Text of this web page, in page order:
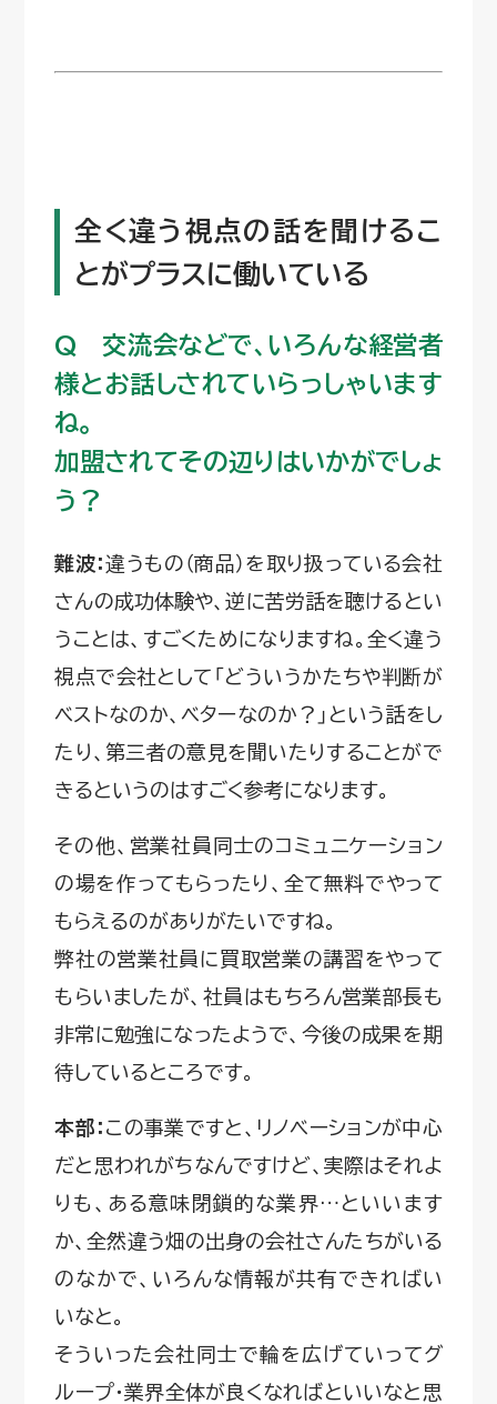
全く違う視点の話を聞けるこ
とがプラスに働いている
Q 交流会などで、いろんな経営者
様とお話しされていらっしゃいます
ね。
加盟されてその辺りはいかがでしょ
う？
難波：違うもの（商品）を取り扱っている会社
さんの成功体験や、逆に苦労話を聴けるとい
うことは、すごくためになりますね。全く違う
視点で会社として「どういうかたちや判断が
ベストなのか、ベターなのか？」という話をし
たり、第三者の意見を聞いたりすることがで
きるというのはすごく参考になります。
その他、営業社員同士のコミュニケーション
の場を作ってもらったり、全て無料でやって
もらえるのがありがたいですね。
弊社の営業社員に買取営業の講習をやって
もらいましたが、社員はもちろん営業部長も
非常に勉強になったようで、今後の成果を期
待しているところです。
本部： この事業ですと、リノベーションが中心
だと思われがちなんですけど、実際はそれよ
りも、ある意味閉鎖的な業界…といいます
か、全然違う畑の出身の会社さんたちがいる
のなかで、いろんな情報が共有できればい
いなと。
そういった会社同士で輪を広げていってグ
ループ・業界全体が良くなればといいなと思